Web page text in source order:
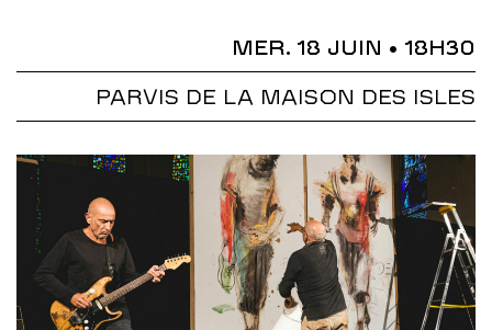
MER. 18 JUIN • 18H30
PARVIS DE LA MAISON DES ISLES